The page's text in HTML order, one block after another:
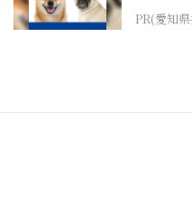
PR(愛知